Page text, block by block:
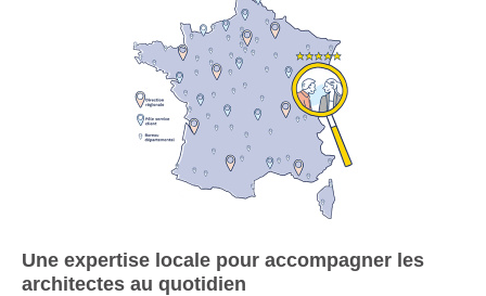
Une expertise locale pour accompagner les
architectes au quotidien